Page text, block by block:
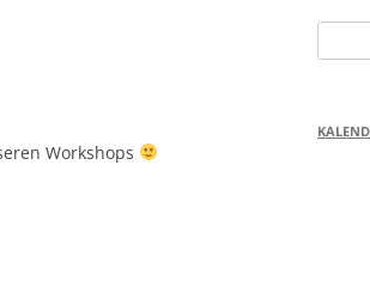
Workshops
nach: